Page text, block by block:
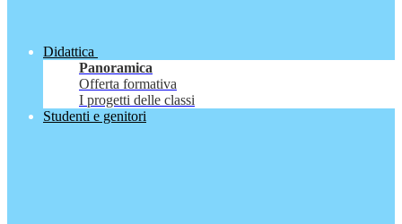
Didattica
Panoramica
Offerta formativa
I progetti delle classi
Studenti e genitori